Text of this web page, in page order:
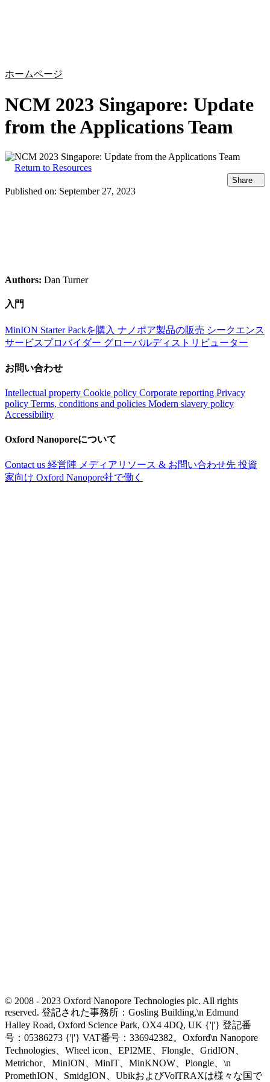
ホームページ
NCM 2023 Singapore: Update
from the Applications Team
Return to Resources
Share
Published on: September 27, 2023
Authors: Dan Turner
入門
MinION Starter Packを購入 ナノポア製品の販売 シークエンス
サービスプロバイダー グローバルディストリビューター
お問い合わせ
Intellectual property Cookie policy Corporate reporting Privacy
policy Terms, conditions and policies Modern slavery policy
Accessibility
Oxford Nanoporeについて
Contact us 経営陣 メディアリソース & お問い合わせ先 投資
家向け Oxford Nanopore社で働く
© 2008 - 2023 Oxford Nanopore Technologies plc. All rights
reserved. 登記された事務所：Gosling Building,\n Edmund
Halley Road, Oxford Science Park, OX4 4DQ, UK {'|'} 登記番
号：05386273 {'|'} VAT番号：336942382。Oxford\n Nanopore
Technologies、Wheel icon、EPI2ME、Flongle、GridION、
Metrichor、MinION、MinIT、MinKNOW、Plongle、\n
PromethION、SmidgION、UbikおよびVolTRAXは様々な国で